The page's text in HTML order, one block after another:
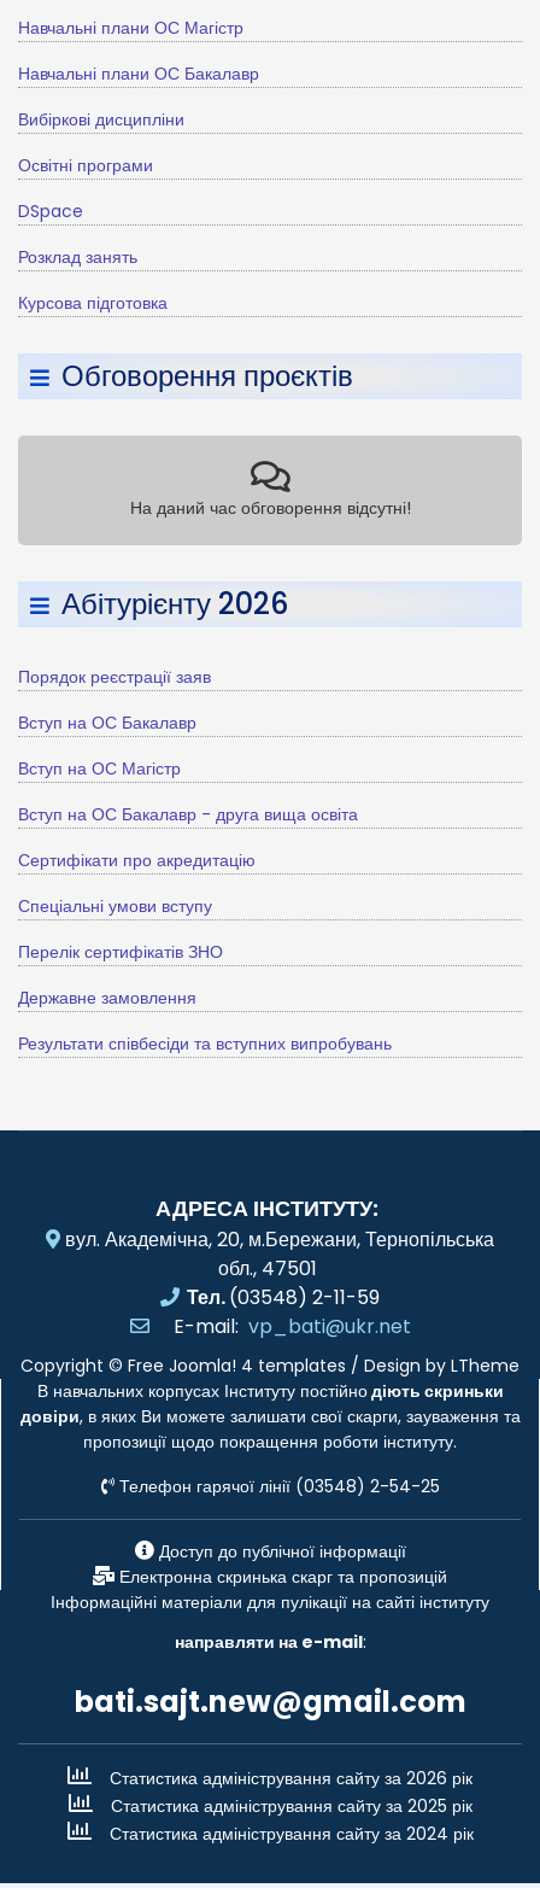
Навчальні плани ОС Магістр
Навчальні плани ОС Бакалавр
Вибіркові дисципліни
Освітні програми
DSpace
Розклад занять
Курсова підготовка
Обговорення проєктів
На даний час обговорення відсутні!
Абітурієнту 2026
Порядок реєстрації заяв
Вступ на ОС Бакалавр
Вступ на ОС Магістр
Вступ на ОС Бакалавр - друга вища освіта
Сертифікати про акредитацію
Спеціальні умови вступу
Перелік сертифікатів ЗНО
Державне замовлення
Результати співбесіди та вступних випробувань
АДРЕСА ІНСТИТУТУ:
вул. Академічна, 20, м.Бережани, Тернопільська
обл., 47501
Тел.(03548) 2-11-59
E-mail: vp_bati@ukr.net
Copyright © Free Joomla! 4 templates / Design by LTheme
В навчальних корпусах Інституту постійнодіють скриньки
довіри, в яких Ви можете залишати свої скарги, зауваження та
пропозиції щодо покращення роботи інституту.
Телефон гарячої лінії (03548) 2-54-25
Доступ до публічної інформації
Електронна скринька скарг та пропозицій
Інформаційні матеріали для пулікації на сайті інституту
направляти на e-mail:
bati.sajt.new@gmail.com
Статистика адміністрування сайту за 2026 рік
Статистика адміністрування сайту за 2025 рік
Статистика адміністрування сайту за 2024 рік